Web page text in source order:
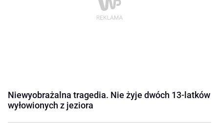
Niewyobrażalna tragedia. Nie żyje dwóch 13-latków
wyłowionych z jeziora